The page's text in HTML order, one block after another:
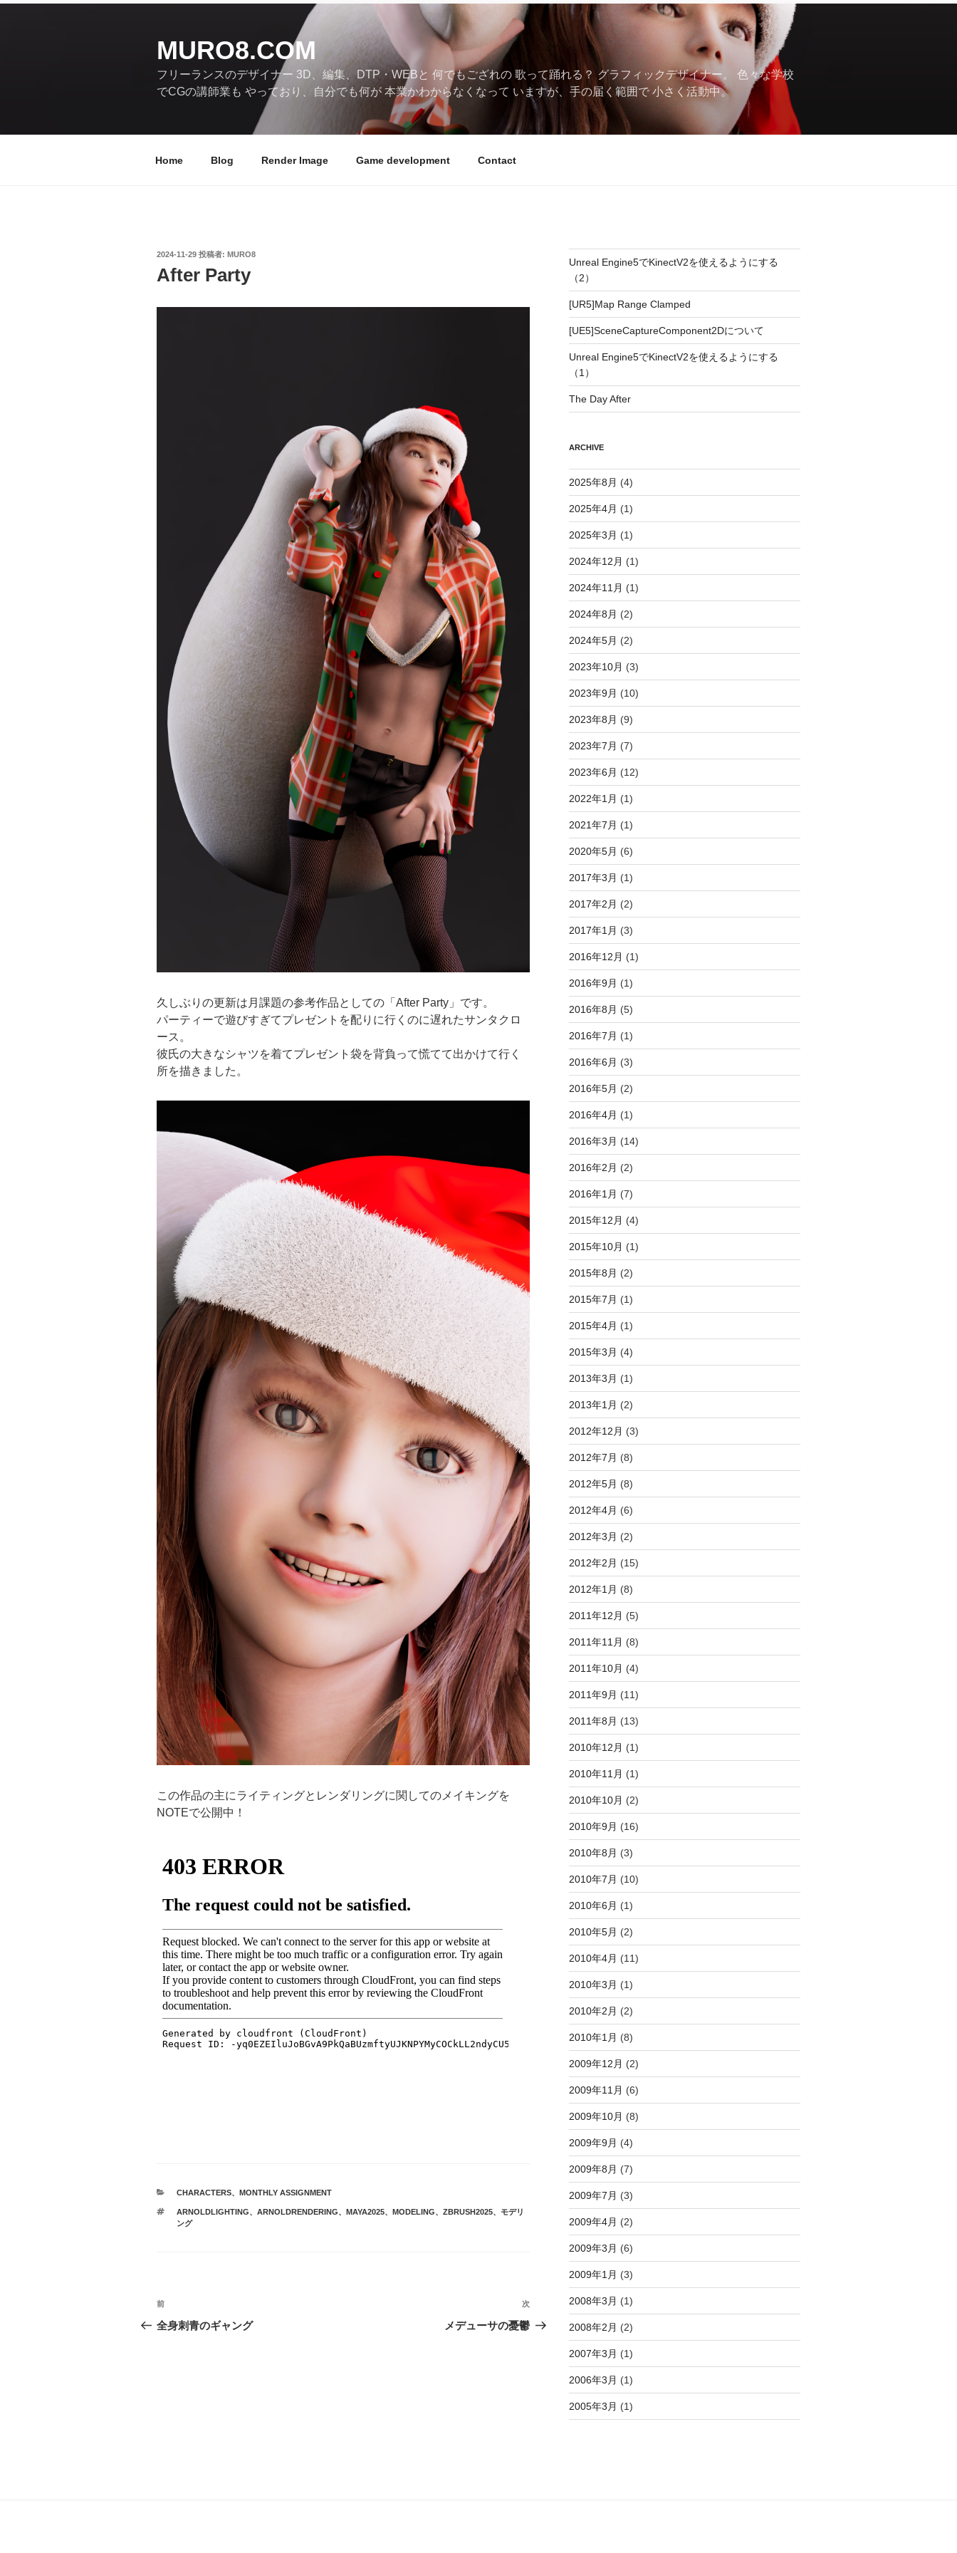
コ
MURO8.COM
フリーランスのデザイナー 3D、編集、DTP・WEBと 何でもござれの 歌って踊れる？ グラフィックデザイナー。 色々な学校
でCGの講師業も やっており、自分でも何が 本業かわからなくなって いますが、手の届く範囲で 小さく活動中。
Home Blog Render Image Game development Contact
投
日:
2024-11-29 投稿者: MURO8
After Party
久しぶりの更新は月課題の参考作品としての「After Party」です。
パーティーで遊びすぎてプレゼントを配りに行くのに遅れたサンタクロ
ース。
彼氏の大きなシャツを着てプレゼント袋を背負って慌てて出かけて行く
所を描きました。
この作品の主にライティングとレンダリングに関してのメイキングを
NOTEで公開中！
カ
ゴ
リ
CHARACTERS、 MONTHLY ASSIGNMENT
タ
グ
ARNOLDLIGHTING、 ARNOLDRENDERING、 MAYA2025、 MODELING、 ZBRUSH2025、 モデリ
ング
投
稿
前
の
前
全身刺青のギャング
次
の
次
メデューサの憂鬱
Unreal Engine5でKinectV2を使えるようにする
（2）
[UR5]Map Range Clamped
[UE5]SceneCaptureComponent2Dについて
Unreal Engine5でKinectV2を使えるようにする
（1）
The Day After
ARCHIVE
2025年8月 (4)
2025年4月 (1)
2025年3月 (1)
2024年12月 (1)
2024年11月 (1)
2024年8月 (2)
2024年5月 (2)
2023年10月 (3)
2023年9月 (10)
2023年8月 (9)
2023年7月 (7)
2023年6月 (12)
2022年1月 (1)
2021年7月 (1)
2020年5月 (6)
2017年3月 (1)
2017年2月 (2)
2017年1月 (3)
2016年12月 (1)
2016年9月 (1)
2016年8月 (5)
2016年7月 (1)
2016年6月 (3)
2016年5月 (2)
2016年4月 (1)
2016年3月 (14)
2016年2月 (2)
2016年1月 (7)
2015年12月 (4)
2015年10月 (1)
2015年8月 (2)
2015年7月 (1)
2015年4月 (1)
2015年3月 (4)
2013年3月 (1)
2013年1月 (2)
2012年12月 (3)
2012年7月 (8)
2012年5月 (8)
2012年4月 (6)
2012年3月 (2)
2012年2月 (15)
2012年1月 (8)
2011年12月 (5)
2011年11月 (8)
2011年10月 (4)
2011年9月 (11)
2011年8月 (13)
2010年12月 (1)
2010年11月 (1)
2010年10月 (2)
2010年9月 (16)
2010年8月 (3)
2010年7月 (10)
2010年6月 (1)
2010年5月 (2)
2010年4月 (11)
2010年3月 (1)
2010年2月 (2)
2010年1月 (8)
2009年12月 (2)
2009年11月 (6)
2009年10月 (8)
2009年9月 (4)
2009年8月 (7)
2009年7月 (3)
2009年4月 (2)
2009年3月 (6)
2009年1月 (3)
2008年3月 (1)
2008年2月 (2)
2007年3月 (1)
2006年3月 (1)
2005年3月 (1)